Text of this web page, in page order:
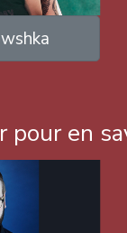
pour en